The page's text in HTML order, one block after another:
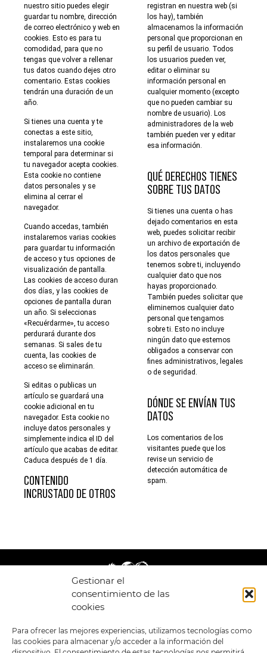
Gestionar el
consentimiento de las
cookies
Para ofrecer las mejores experiencias, utilizamos tecnologías como
las cookies para almacenar y/o acceder a la información del
nuestro sitio puedes elegir
guardar tu nombre, dirección
de correo electrónico y web en
cookies. Esto es para tu
comodidad, para que no
tengas que volver a rellenar
tus datos cuando dejes otro
comentario. Estas cookies
tendrán una duración de un
año.
Si tienes una cuenta y te
conectas a este sitio,
instalaremos una cookie
temporal para determinar si
tu navegador acepta cookies.
Esta cookie no contiene
datos personales y se
elimina al cerrar el
navegador.
Cuando accedas, también
instalaremos varias cookies
para guardar tu información
de acceso y tus opciones de
visualización de pantalla.
Las cookies de acceso duran
dos días, y las cookies de
opciones de pantalla duran
un año. Si seleccionas
«Recuérdarme», tu acceso
perdurará durante dos
semanas. Si sales de tu
cuenta, las cookies de
acceso se eliminarán.
Si editas o publicas un
artículo se guardará una
cookie adicional en tu
navegador. Esta cookie no
incluye datos personales y
simplemente indica el ID del
artículo que acabas de editar.
Caduca después de 1 día.
CONTENIDO
INCRUSTADO DE OTROS
registran en nuestra web (si
los hay), también
almacenamos la información
personal que proporcionan en
su perfil de usuario. Todos
los usuarios pueden ver,
editar o eliminar su
información personal en
cualquier momento (excepto
que no pueden cambiar su
nombre de usuario). Los
administradores de la web
también pueden ver y editar
esa información.
QUÉ DERECHOS TIENES
SOBRE TUS DATOS
Si tienes una cuenta o has
dejado comentarios en esta
web, puedes solicitar recibir
un archivo de exportación de
los datos personales que
tenemos sobre ti, incluyendo
cualquier dato que nos
hayas proporcionado.
También puedes solicitar que
eliminemos cualquier dato
personal que tengamos
sobre ti. Esto no incluye
ningún dato que estemos
obligados a conservar con
fines administrativos, legales
o de seguridad.
DÓNDE SE ENVÍAN TUS
DATOS
Los comentarios de los
visitantes puede que los
revise un servicio de
detección automática de
spam.
LEGAL
POLÍTICA DE
ENLACES
TIENDA ESTILOS